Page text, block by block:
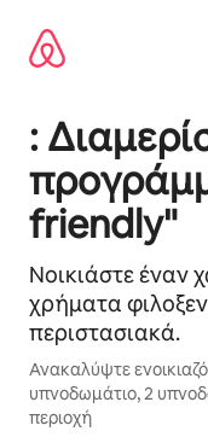
περιεχόμενο
:
friendly"
Νοικιάστε έναν
χρήματα
περιστασιακά.
Ανακαλύψτε
υπνοδωμάτιο, 2
περιοχή